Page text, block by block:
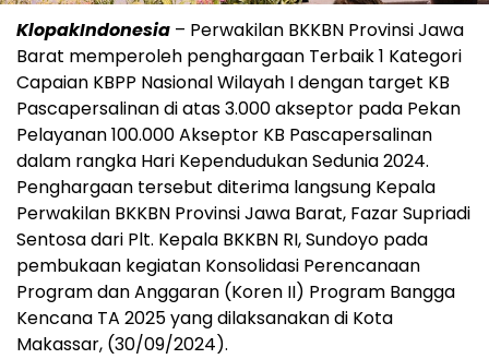
KlopakIndonesia – Perwakilan BKKBN Provinsi Jawa
Barat memperoleh penghargaan Terbaik 1 Kategori
Capaian KBPP Nasional Wilayah I dengan target KB
Pascapersalinan di atas 3.000 akseptor pada Pekan
Pelayanan 100.000 Akseptor KB Pascapersalinan
dalam rangka Hari Kependudukan Sedunia 2024.
Penghargaan tersebut diterima langsung Kepala
Perwakilan BKKBN Provinsi Jawa Barat, Fazar Supriadi
Sentosa dari Plt. Kepala BKKBN RI, Sundoyo pada
pembukaan kegiatan Konsolidasi Perencanaan
Program dan Anggaran (Koren II) Program Bangga
Kencana TA 2025 yang dilaksanakan di Kota
Makassar, (30/09/2024).